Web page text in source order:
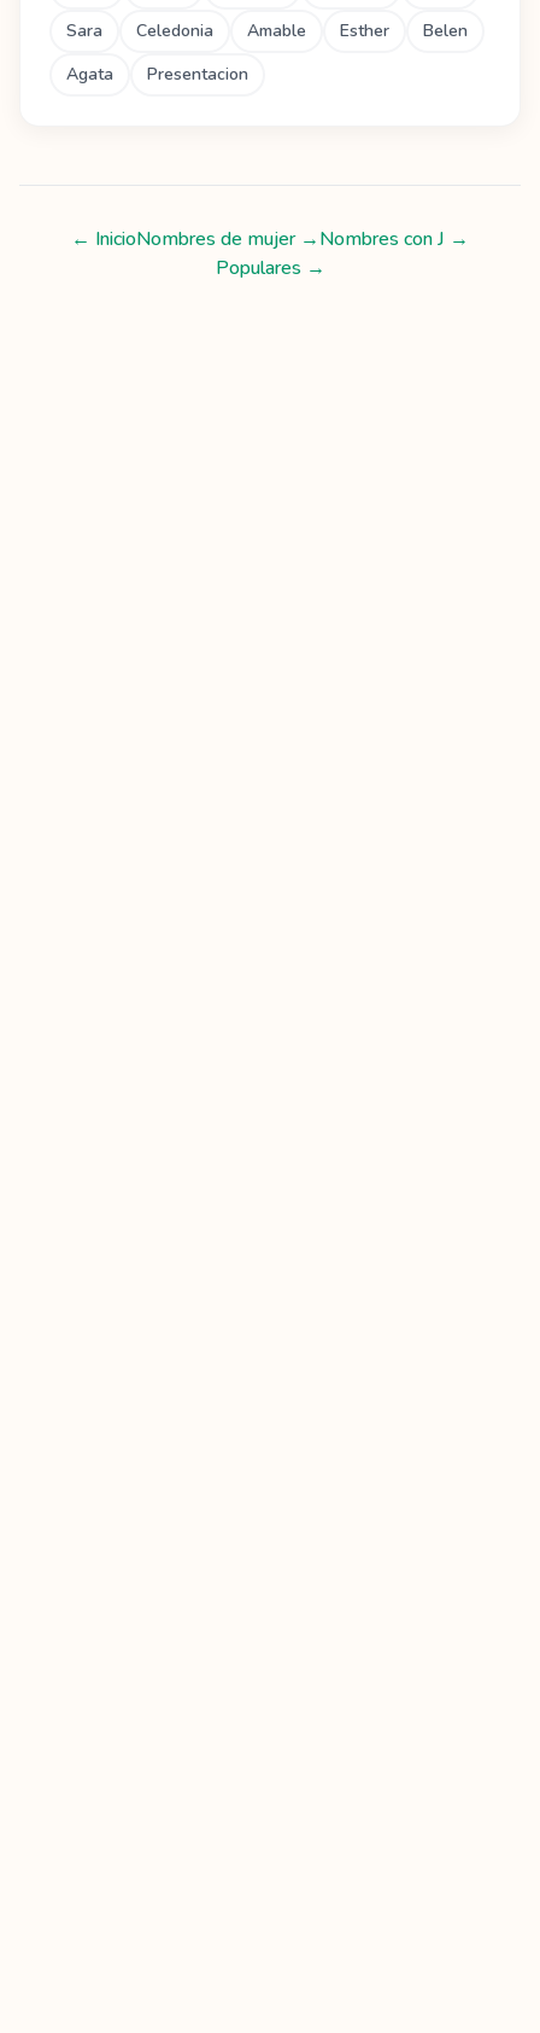
Sara
Celedonia Amable Esther
Belen
Agata
Presentacion
← InicioNombres de mujer→Nombres conJ →
Populares →